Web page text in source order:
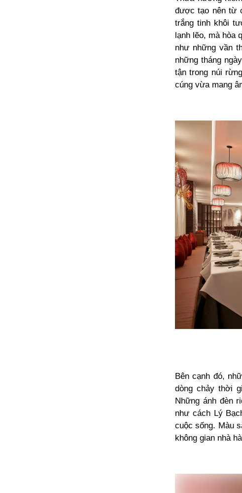
được tạo nên từ
trắng tinh khôi
lạnh lẽo, mà hòa
như những vần
những tháng
tận trong núi
cúng vừa mang
Bên cạnh đó,
dòng chảy thời
Những ánh đèn
như cách Lý
cuộc sống. Màu
không gian nhà